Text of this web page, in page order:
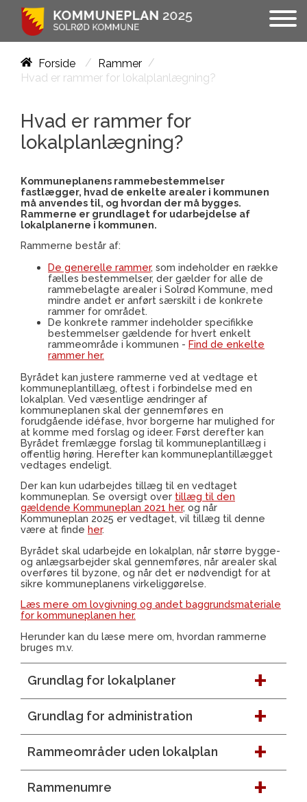
Forside / Rammer /
Hvad er rammer for lokalplanlægning?
Hvad er rammer for
lokalplanlægning?
Kommuneplanens rammebestemmelser
fastlægger, hvad de enkelte arealer i kommunen
må anvendes til, og hvordan der må bygges.
Rammerne er grundlaget for udarbejdelse af
lokalplanerne i kommunen.
Rammerne består af:
De generelle rammer, som indeholder en række
fælles bestemmelser, der gælder for alle de
rammebelagte arealer i Solrød Kommune, med
mindre andet er anført særskilt i de konkrete
rammer for området.
De konkrete rammer indeholder specifikke
bestemmelser gældende for hvert enkelt
rammeområde i kommunen - Find de enkelte
rammer her.
Byrådet kan justere rammerne ved at vedtage et
kommuneplantillæg, oftest i forbindelse med en
lokalplan. Ved væsentlige ændringer af
kommuneplanen skal der gennemføres en
forudgående idéfase, hvor borgerne har mulighed for
at komme med forslag og ideer. Først derefter kan
Byrådet fremlægge forslag til kommuneplantillæg i
offentlig høring. Herefter kan kommuneplantillægget
vedtages endeligt.
Der kan kun udarbejdes tillæg til en vedtaget
kommuneplan. Se oversigt over tillæg til den
gældende Kommuneplan 2021 her, og når
Kommuneplan 2025 er vedtaget, vil tillæg til denne
være at finde her.
Byrådet skal udarbejde en lokalplan, når større bygge-
og anlægsarbejder skal gennemføres, når arealer skal
overføres til byzone, og når det er nødvendigt for at
sikre kommuneplanens virkeliggørelse.
Læs mere om lovgivning og andet baggrundsmateriale
for kommuneplanen her.
Herunder kan du læse mere om, hvordan rammerne
bruges m.v.
Grundlag for lokalplaner
Grundlag for administration
Rammeområder uden lokalplan
Rammenumre